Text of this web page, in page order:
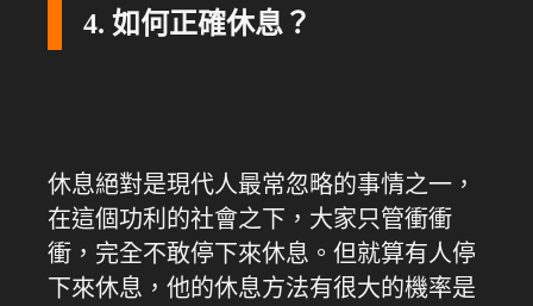
4. 如何正確休息？
休息絕對是現代人最常忽略的事情之一，
在這個功利的社會之下，大家只管衝衝
衝，完全不敢停下來休息。但就算有人停
下來休息，他的休息方法有很大的機率是